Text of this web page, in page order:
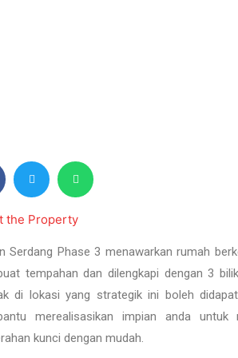
the Property
Serdang Phase 3 menawarkan rumah
tempahan dan dilengkapi dengan 3
di lokasi yang strategik ini boleh
merealisasikan impian anda
kunci dengan mudah.